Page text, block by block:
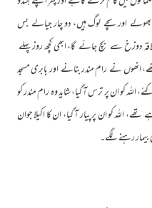
اور سچے لوگ ہیں، دو چار جیالے بس
دوزخ سے بچ جائے گا، ابھی کچھ روز پہلے
نے رام مندر بنانے اور بابری مسجد
کئے، اللہ کو ان پر ترس آ گیا، شاید وہ رام مندر کو
اللہ کو ان پر پیار آ گیا، ان کا اکیلا جوان
بیمار رہنے لگے۔